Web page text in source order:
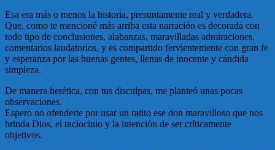
Esa era más o menos la historia, presuntamente real y verdadera.
Que, como te mencioné más arriba esta narración es decorada con
todo tipo de conclusiones, alabanzas, maravilladas admiraciones,
comentarios laudatorios, y es compartido fervientemente con gran fe
y esperanza por las buenas gentes, llenas de inocente y cándida
simpleza.
De manera herética, con tus disculpas, me planteó unas pocas
observaciones.
Espero no ofenderte por usar un ratito ese don maravilloso que nos
brinda Dios, el raciocinio y la intención de ser críticamente
objetivos.